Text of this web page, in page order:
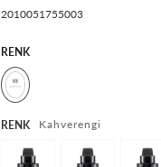
2010051755003
RENK
RENK Kahverengi